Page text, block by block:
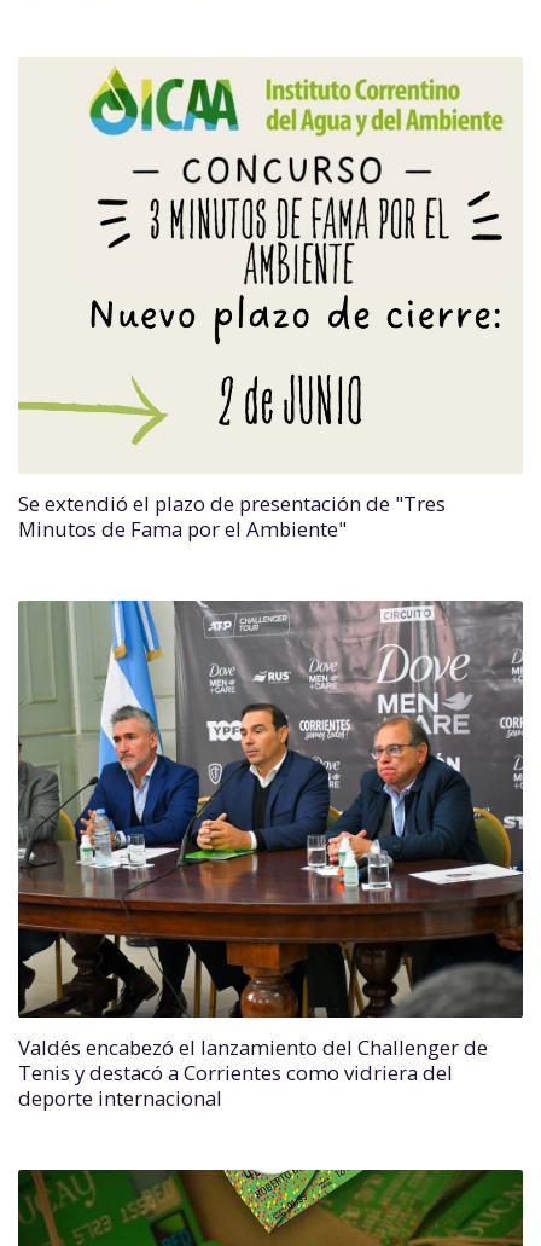
Se extendió el plazo de presentación de "Tres
Minutos de Fama por el Ambiente"
Valdés encabezó el lanzamiento del Challenger de
Tenis y destacó a Corrientes como vidriera del
deporte internacional